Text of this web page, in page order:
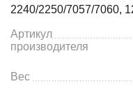
2240/2250/7057/7060,
Артикул
производителя
Вес